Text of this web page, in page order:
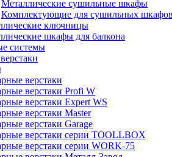
Металлические сушильные шкафы
Комплектующие для сушильных шкафов
ключницы
шкафы для балкона
системы
верстаки
верстаки Profi W
верстаки Expert WS
верстаки Master
верстаки Garage
верстаки серии TOOLLBOX
верстаки серии WORK-75